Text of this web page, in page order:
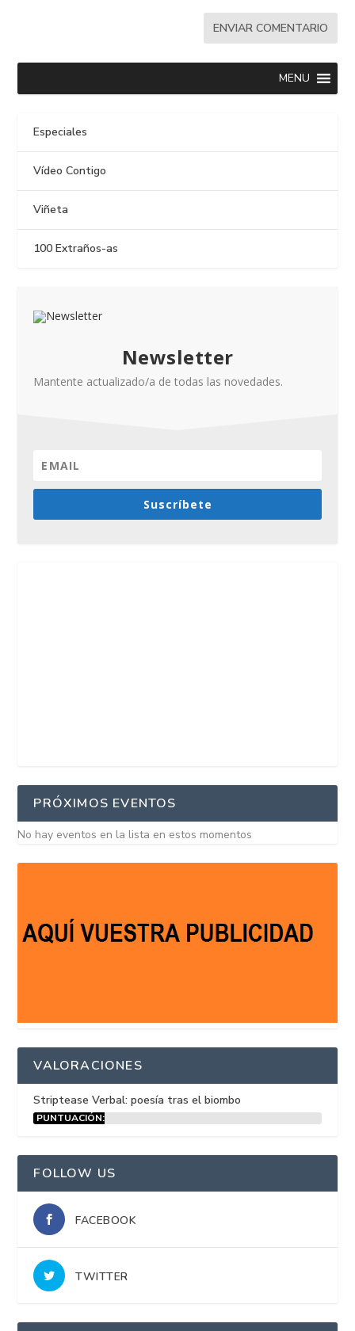
MENU
Especiales
Vídeo Contigo
Viñeta
100 Extraños-as
Newsletter
Mantente actualizado/a de todas las novedades.
Suscríbete
PRÓXIMOS EVENTOS
No hay eventos en la lista en estos momentos
VALORACIONES
Striptease Verbal: poesía tras el biombo
PUNTUACIÓN:
FOLLOW US
FACEBOOK
TWITTER